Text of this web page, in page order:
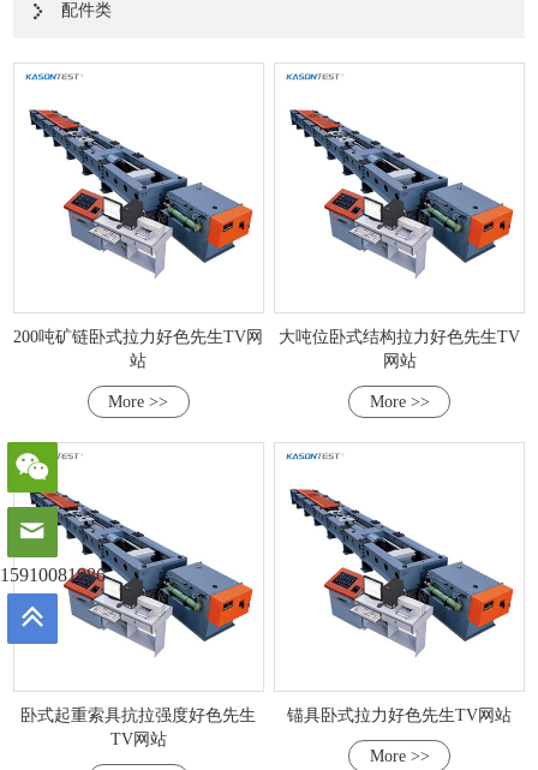
配件类
200吨矿链卧式拉力好色先生TV网
站
More >>
大吨位卧式结构拉力好色先生TV
网站
More >>
卧式起重索具抗拉强度好色先生
TV网站
锚具卧式拉力好色先生TV网站
More >>
15910081986